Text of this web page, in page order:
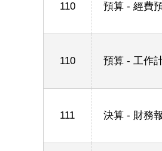
110 預算 - 經費
110 預算 - 工作
111 決算 - 財務